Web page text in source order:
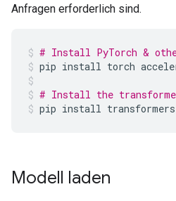
Anfragen erforderlich sind.
# Install PyTorch &
pip install torch
# Install the
pip install transformers
Modell laden